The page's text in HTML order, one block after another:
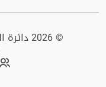
© 2026 دائرة الثقافة. كل الحقوق محفوظة.